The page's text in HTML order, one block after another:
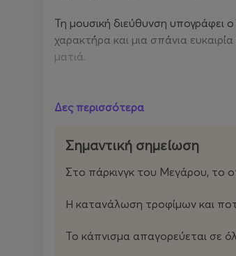
Τη μουσική διεύθυνση υπογράφει ο
χαρακτήρα και μια σπάνια
ματιά.
ακρόασης, όπου η μουσική
Μια βραδιά που απευθύνεται
διαχρονικότητα και τη
Δες περισσότερα
Σημαντική σημείωση
Στο πάρκινγκ του Μεγάρου, το
Η κατανάλωση τροφίμων και
Το κάπνισμα απαγορεύεται σε